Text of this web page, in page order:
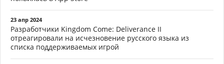
23 апр 2024
Разработчики Kingdom Come: Deliverance II
отреагировали на исчезновение русского языка из
списка поддерживаемых игрой